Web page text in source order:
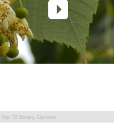
Top 10 Binary Options